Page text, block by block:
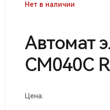
Нет в наличии
Автомат
СМ040C
Цена: